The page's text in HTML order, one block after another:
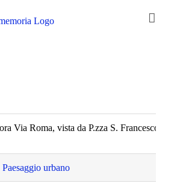
Via Roma, vista da P.zza S. Francesco.
Paesaggio urbano